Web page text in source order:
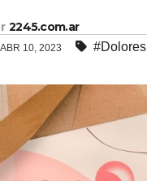
2245.com.ar
ABR 10, 2023 #Dolores